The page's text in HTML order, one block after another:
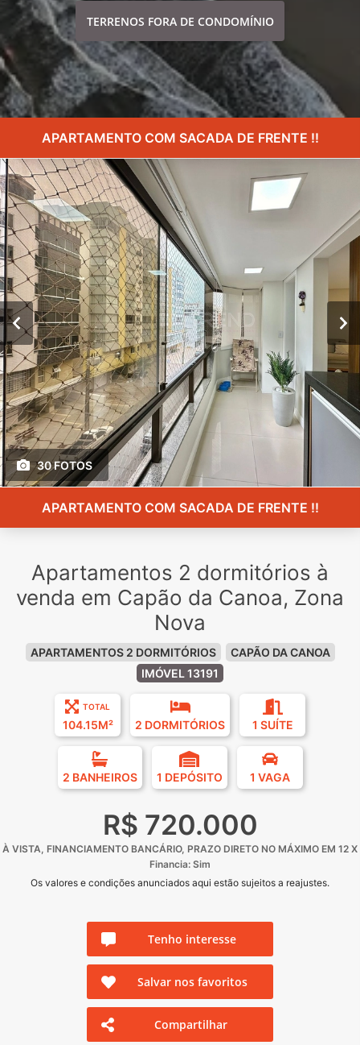
TERRENOS FORA DE CONDOMÍNIO
APARTAMENTO COM SACADA DE FRENTE !!
30 FOTOS
APARTAMENTO COM SACADA DE FRENTE !!
Apartamentos 2 dormitórios à
venda em Capão da Canoa, Zona
Nova
APARTAMENTOS 2 DORMITÓRIOS
CAPÃO DA CANOA
IMÓVEL 13191
TOTAL
104.15M² 2 DORMITÓRIOS 1 SUÍTE
2 BANHEIROS 1 DEPÓSITO 1 VAGA
R$ 720.000
À VISTA, FINANCIAMENTO BANCÁRIO, PRAZO DIRETO NO MÁXIMO EM 12 X
Financia: Sim
Os valores e condições anunciados aqui estão sujeitos a reajustes.
Tenho interesse
Salvar nos favoritos
Compartilhar